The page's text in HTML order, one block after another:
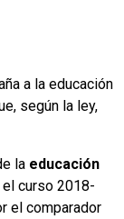
a la educación
según la ley,
la educación
curso 2018-
el comparador